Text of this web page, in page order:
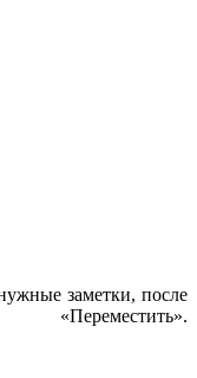
заметки, после